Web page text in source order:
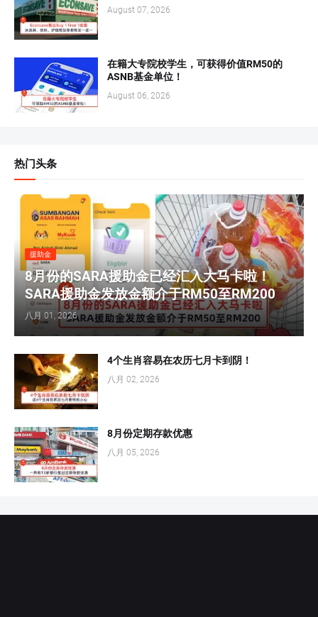
August 07, 2026
在籍大专院校学生，可获得价值RM50的
ASNB基金单位！
August 06, 2026
热门头条
援助金
8月份的SARA援助金已经汇入大马卡啦！
SARA援助金发放金额介于RM50至RM200
八月 01, 2026
4个生肖容易在农历七月卡到阴！
八月 02, 2026
8月份定期存款优惠
八月 05, 2026